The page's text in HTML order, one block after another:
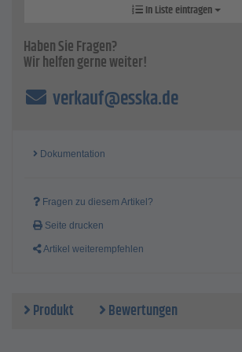
In Liste eintragen
Haben Sie Fragen?
Wir helfen gerne weiter!
verkauf@esska.de
Dokumentation
Fragen zu diesem Artikel?
Seite drucken
Artikel weiterempfehlen
Produkt Bewertungen